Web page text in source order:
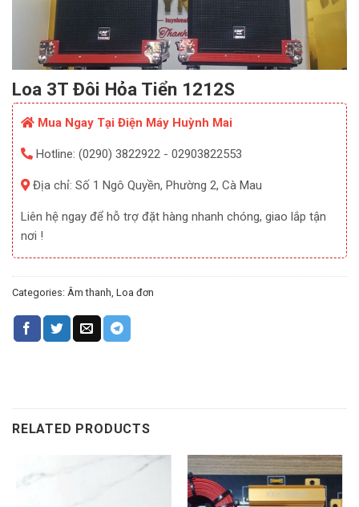
Loa 3T Đôi Hỏa Tiển 1212S
Mua Ngay Tại Điện Máy Huỳnh Mai
Hotline: (0290) 3822922 - 02903822553
Địa chỉ: Số 1 Ngô Quyền, Phường 2, Cà Mau
Liên hệ ngay để hỗ trợ đặt hàng nhanh chóng, giao lắp tận
nơi !
Categories: Âm thanh, Loa đơn
RELATED PRODUCTS